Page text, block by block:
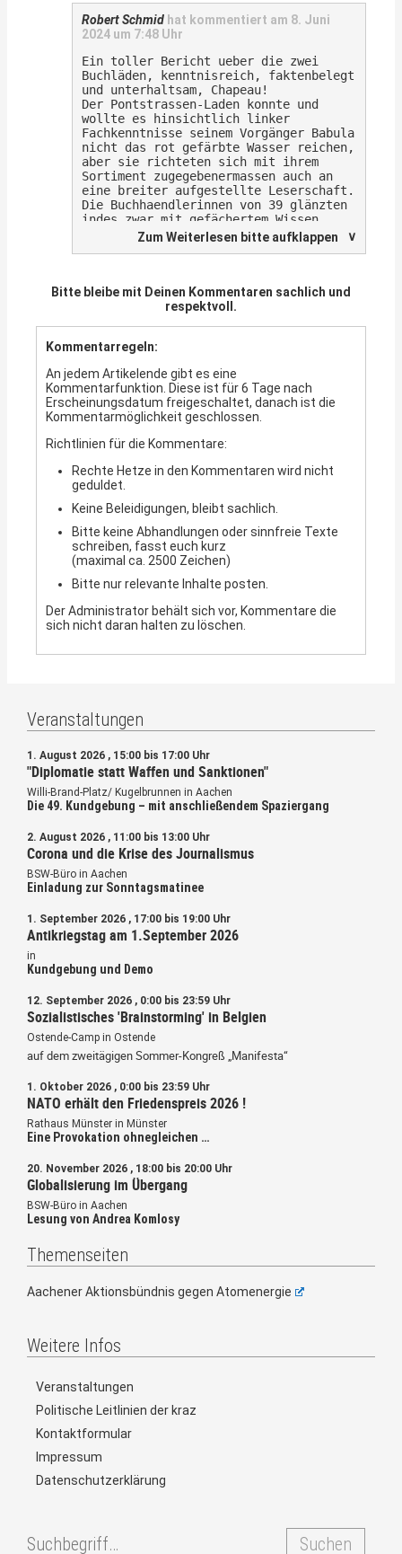
gelernte BuchhändlerInnen keine echte
Konkurrenz sind.
Literatur ist heute weder gefragt noch
passt sie ins Konzept der Mayerschen…
Nach erfolgtem Bücherkauf ging’s damals
direkt ins Café Kittel, gleich nebenan.
Robert Schmid hat kommentiert am 8. Juni
2024 um 7:48 Uhr
Ein toller Bericht ueber die zwei
Buchläden, kenntnisreich, faktenbelegt
und unterhaltsam, Chapeau!
Der Pontstrassen-Laden konnte und
wollte es hinsichtlich linker
Fachkenntnisse seinem Vorgänger Babula
nicht das rot gefärbte Wasser reichen,
aber sie richteten sich mit ihrem
Sortiment zugegebenermassen auch an
eine breiter aufgestellte Leserschaft.
Die Buchhaendlerinnen von 39 glänzten
indes zwar mit gefächertem Wissen,
aber es mangelte ihnen leider
Praxis, linke Theorie-Lokalgroessen
und Kenner der internationalen
standen und mit Akribie Auskünfte
Karl Marxens, sondern auch über
einschlägige Kunstbücher, exotische
Zeitschriften Essays und Stars der
linken Szene in den USA Auskunft
hilfsbereite einarmige Aggy, die mit
Wahnsinnsgeschwindigkeit im LIBRI
blättern konnte und eine wandelnde
Enzyklopädie linken Wissen
verkörperte.
Schließlich lauerte auf den groben
Bleibrett auch die blauen Bände der
MEW unf sogar Lenins fragwürdigen
Werke, die mit dem Medaillen-Kopf auf
dunkelbraunem Kunststoffeinband.
Allein: so überzeugend Marxens Analyse
pessimistisch des real existierenden
gerontologischen Sozialismus, dessen
Buchladen „Adam Kuckhoff“ am
Loehergraben aufsuchten.
Heute bewegen die politisch korrekt
politisch geputzte Linke ohnehin eher
der Geschlechterkampf als der
Klassenkampf, LGBT mehr als FAU(D)und
DGB, die Banalität des Blöden
vielleicht auch, manchmal schlicht
Unterhaltung genannt. Darauf waren
von Kopf bis Fuß eingestellt, ihr
zeitlich stark versetztes Verschwinden
aus der Pontstrasse ist trotzdem
Regal ist, da ist auch AMAZON, bei
schauerlich!
Zum Weiterlesen bitte aufklappen ∨
Bitte bleibe mit Deinen Kommentaren sachlich und
respektvoll.
Kommentarregeln:
An jedem Artikelende gibt es eine
Kommentarfunktion. Diese ist für 6 Tage nach
Erscheinungsdatum freigeschaltet, danach ist die
Kommentarmöglichkeit geschlossen.
Richtlinien für die Kommentare:
Rechte Hetze in den Kommentaren wird nicht
geduldet.
Keine Beleidigungen, bleibt sachlich.
Bitte keine Abhandlungen oder sinnfreie Texte
schreiben, fasst euch kurz
(maximal ca. 2500 Zeichen)
Bitte nur relevante Inhalte posten.
Der Administrator behält sich vor, Kommentare die
sich nicht daran halten zu löschen.
Veranstaltungen
1. August 2026 , 15:00 bis 17:00 Uhr
"Diplomatie statt Waffen und Sanktionen"
Willi-Brand-Platz/ Kugelbrunnen in Aachen
Die 49. Kundgebung – mit anschließendem Spaziergang
2. August 2026 , 11:00 bis 13:00 Uhr
Corona und die Krise des Journalismus
BSW-Büro in Aachen
Einladung zur Sonntagsmatinee
1. September 2026 , 17:00 bis 19:00 Uhr
Antikriegstag am 1.September 2026
in
Kundgebung und Demo
12. September 2026 , 0:00 bis 23:59 Uhr
Sozialistisches 'Brainstorming' in Belgien
Ostende-Camp in Ostende
auf dem zweitägigen Sommer-Kongreß „Manifesta“
1. Oktober 2026 , 0:00 bis 23:59 Uhr
NATO erhält den Friedenspreis 2026 !
Rathaus Münster in Münster
Eine Provokation ohnegleichen …
20. November 2026 , 18:00 bis 20:00 Uhr
Globalisierung im Übergang
BSW-Büro in Aachen
Lesung von Andrea Komlosy
Themenseiten
Aachener Aktionsbündnis gegen Atomenergie
Weitere Infos
Veranstaltungen
Politische Leitlinien der kraz
Kontaktformular
Impressum
Datenschutzerklärung
Suchen